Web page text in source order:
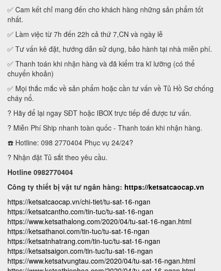
✅ Cam kết chỉ mang đến cho khách hàng những sản phẩm tốt
nhất.
✅ Làm việc từ 7h đến 22h cả thứ 7,CN và ngày lễ
✅ Tư vấn kê đặt, hướng dẫn sử dụng, bảo hành tại nhà miễn phí.
✅ Thanh toán khi nhận hàng và đã kiểm tra kĩ lưỡng (có thể
chuyển khoản)
✅ Mọi thắc mắc về sản phẩm hoặc cần tư vấn về Tủ Hồ Sơ chống
cháy nổ.
? Hãy để lại ngay SĐT hoặc IBOX trực tiếp để được tư vấn.
? Miễn Phí Ship nhanh toàn quốc - Thanh toán khi nhận hàng.
☎️ Hotline: 098 2770404 Phục vụ 24/24?
? Nhận đặt Tủ sắt theo yêu cầu.
Hotline 0982770404
Công ty thiết bị vật tư ngân hàng: https://ketsatcaocap.vn
https://ketsatcaocap.vn/chi-tiet/tu-sat-16-ngan
https://ketsatcantho.com/tin-tuc/tu-sat-16-ngan
https://www.ketsathalong.com/2020/04/tu-sat-16-ngan.html
https://ketsathanoi.com/tin-tuc/tu-sat-16-ngan
https://ketsatnhatrang.com/tin-tuc/tu-sat-16-ngan
https://ketsatsaigon.com/tin-tuc/tu-sat-16-ngan
https://www.ketsatvungtau.com/2020/04/tu-sat-16-ngan.html